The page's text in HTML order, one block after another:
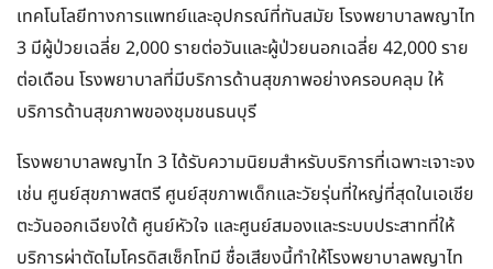
เทคโนโลยีทางการแพทย์และอุปกรณ์ที่ทันสมัย โรงพยาบาลพญาไท
3 มีผู้ป่วยเฉลี่ย 2,000 รายต่อวันและผู้ป่วยนอกเฉลี่ย 42,000 ราย
ต่อเดือน โรงพยาบาลที่มีบริการด้านสุขภาพอย่างครอบคลุม ให้
บริการด้านสุขภาพของชุมชนธนบุรี
โรงพยาบาลพญาไท 3 ได้รับความนิยมสำหรับบริการที่เฉพาะเจาะจง
เช่น ศูนย์สุขภาพสตรี ศูนย์สุขภาพเด็กและวัยรุ่นที่ใหญ่ที่สุดในเอเชีย
ตะวันออกเฉียงใต้ ศูนย์หัวใจ และศูนย์สมองและระบบประสาทที่ให้
บริการผ่าตัดไมโครดิสเซ็กโทมี ชื่อเสียงนี้ทำให้โรงพยาบาลพญาไท